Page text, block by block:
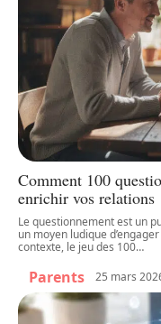
Comment 100
enrichir vos relations
Le questionnement est un
un moyen ludique
contexte, le jeu des 100…
Parents 25 mars